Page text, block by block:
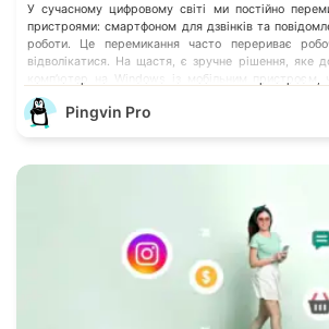
У сучасному цифровому світі ми постійно
пристроями: смартфоном для дзвінків та
роботи. Це перемикання часто перериває
відволікатися. На щастя, є зручне рішення, яке
компʼютер на Windows із мобільним
Йдеться про застосунок Звʼязок зі смартфоном
що перетворює ваш ПК на своєрідний «міст» до
Pingvin Pro